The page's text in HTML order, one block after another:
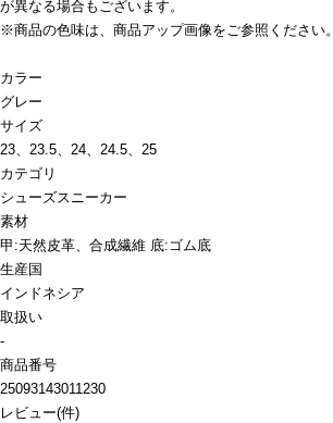
が異なる場合もございます。
※商品の色味は、商品アップ画像をご参照ください。
カラー
グレー
サイズ
23、23.5、24、24.5、25
カテゴリ
シューズスニーカー
素材
甲:天然皮革、合成繊維 底:ゴム底
生産国
インドネシア
取扱い
-
商品番号
25093143011230
レビュー(件)